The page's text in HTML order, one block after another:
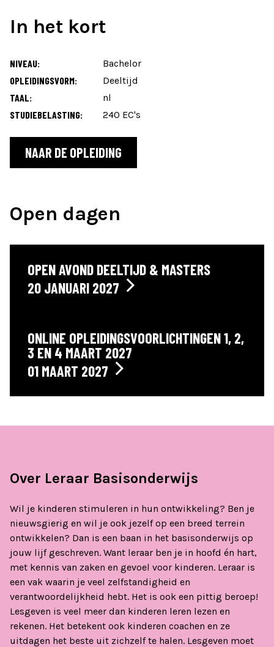
In het kort
NIVEAU:
Bachelor
OPLEIDINGSVORM:
Deeltijd
TAAL:
nl
STUDIEBELASTING:
240 EC's
NAAR DE OPLEIDING
Open dagen
OPEN AVOND DEELTIJD & MASTERS
20 JANUARI 2027
ONLINE OPLEIDINGSVOORLICHTINGEN 1, 2,
3 EN 4 MAART 2027
01 MAART 2027
Over Leraar Basisonderwijs
Wil je kinderen stimuleren in hun ontwikkeling? Ben je
nieuwsgierig en wil je ook jezelf op een breed terrein
ontwikkelen? Dan is een baan in het basisonderwijs op
jouw lijf geschreven. Want leraar ben je in hoofd én hart,
met kennis van zaken en gevoel voor kinderen. Leraar is
een vak waarin je veel zelfstandigheid en
verantwoordelijkheid hebt. Het is ook een pittig beroep!
Lesgeven is veel meer dan kinderen leren lezen en
rekenen. Het betekent ook kinderen coachen en ze
uitdagen het beste uit zichzelf te halen. Lesgeven moet